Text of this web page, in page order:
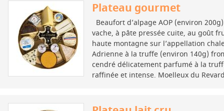
Plateau gourmet
Beaufort d’alpage AOP (environ
vache, à pâte pressée cuite, au goût
haute montagne sur l’appellation
Adrienne à la truffe (environ 140g)
cendré délicatement parfumé à la
raffinée et intense. Moelleux du